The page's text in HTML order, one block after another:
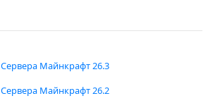
Сервера Майнкрафт 26.3
Сервера Майнкрафт 26.2